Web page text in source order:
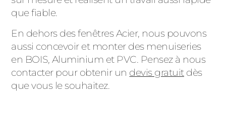
que fiable.
En dehors des fenêtres Acier, nous pouvons
aussi concevoir et monter des menuiseries
en BOIS, Aluminium et PVC. Pensez à nous
contacter pour obtenir un devis gratuitdès
que vous le souhaitez.